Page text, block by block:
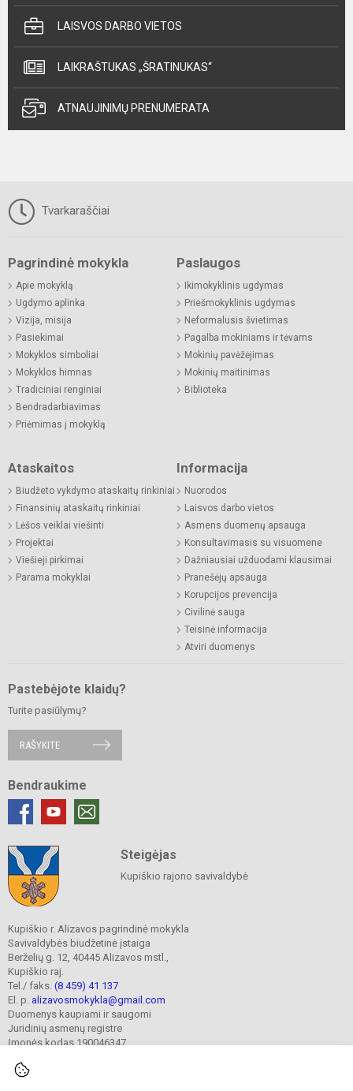
LAISVOS DARBO VIETOS
LAIKRAŠTUKAS „ŠRATINUKAS“
ATNAUJINIMŲ PRENUMERATA
Tvarkaraščiai
Pagrindinė mokykla
Apie mokyklą
Ugdymo aplinka
Vizija, misija
Pasiekimai
Mokyklos simboliai
Mokyklos himnas
Tradiciniai renginiai
Bendradarbiavimas
Priėmimas į mokyklą
Paslaugos
Ikimokyklinis ugdymas
Priešmokyklinis ugdymas
Neformalusis švietimas
Pagalba mokiniams ir tėvams
Mokinių pavėžėjimas
Mokinių maitinimas
Biblioteka
Ataskaitos
Biudžeto vykdymo ataskaitų rinkiniai
Finansinių ataskaitų rinkiniai
Lėšos veiklai viešinti
Projektai
Viešieji pirkimai
Parama mokyklai
Informacija
Nuorodos
Laisvos darbo vietos
Asmens duomenų apsauga
Konsultavimasis su visuomene
Dažniausiai užduodami klausimai
Pranešėjų apsauga
Korupcijos prevencija
Civilinė sauga
Teisinė informacija
Atviri duomenys
Pastebėjote klaidų?
Turite pasiūlymų?
RAŠYKITE
Bendraukime
Steigėjas
Kupiškio rajono savivaldybė
Kupiškio r. Alizavos pagrindinė mokykla
Savivaldybės biudžetinė įstaiga
Berželių g. 12, 40445 Alizavos mstl.,
Kupiškio raj.
Tel./ faks. (8 459) 41 137
El. p. alizavosmokykla@gmail.com
Duomenys kaupiami ir saugomi
Juridinių asmenų registre
Įmonės kodas 190046347